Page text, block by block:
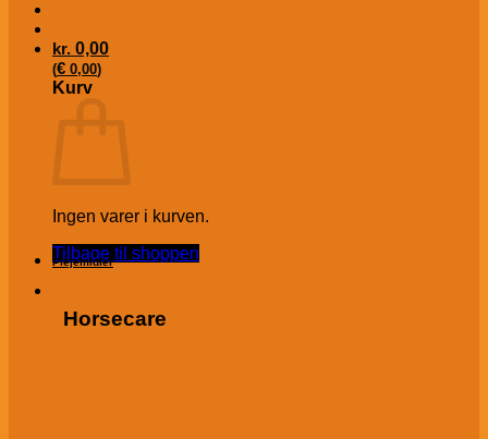
kr. 0,00
(€ 0,00)
Kurv
Ingen varer i kurven.
Tilbage til shoppen
Plejemidler
Horsecare